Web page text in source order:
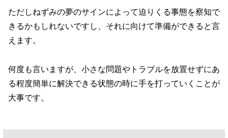
ただしねずみの夢のサインによって迫りくる事態を察知で
きるかもしれないですし、それに向けて準備ができると言
えます。
何度も言いますが、小さな問題やトラブルを放置せずにあ
る程度簡単に解決できる状態の時に手を打っていくことが
大事です。